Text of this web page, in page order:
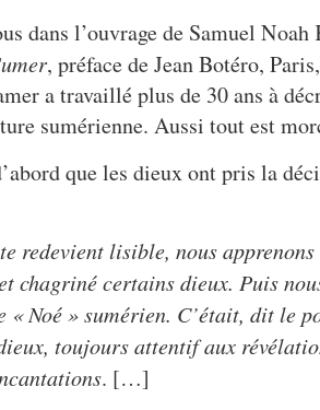
dans l’ouvrage de Samuel
, préface de Jean Botéro,
a travaillé plus de 30 ans à
sumérienne. Aussi tout est
que les dieux ont pris la
redevient lisible, nous
chagriné certains dieux. Puis
« Noé » sumérien. C’était, dit le
toujours attentif aux
. […]